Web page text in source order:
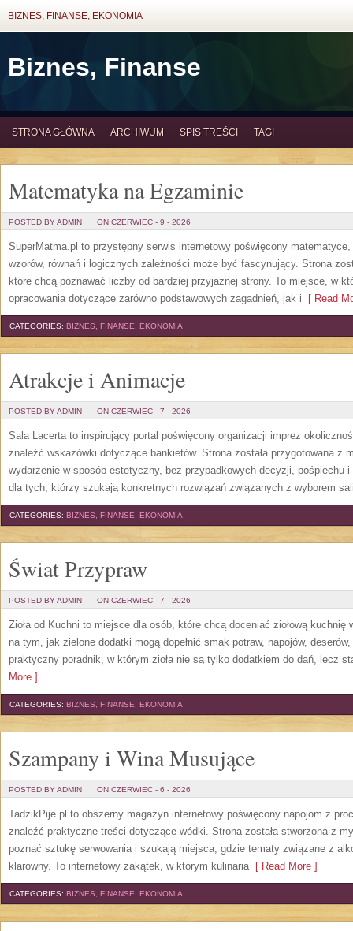
BIZNES, FINANSE, EKONOMIA
Biznes, Finanse
STRONA GŁÓWNA ARCHIWUM SPIS TREŚCI TAGI
Matematyka na Egzaminie
POSTED BY ADMIN ON CZERWIEC - 9 - 2026
SuperMatma.pl to przystępny serwis internetowy poświęcony
wzorów, równań i logicznych zależności może być fascynujący. Strona
które chcą poznawać liczby od bardziej przyjaznej strony. To miejsce, w
opracowania dotyczące zarówno podstawowych zagadnień, jak i [ Read
CATEGORIES: BIZNES, FINANSE, EKONOMIA
Atrakcje i Animacje
POSTED BY ADMIN ON CZERWIEC - 7 - 2026
Sala Lacerta to inspirujący portal poświęcony organizacji imprez
znaleźć wskazówki dotyczące bankietów. Strona została przygotowana z
wydarzenie w sposób estetyczny, bez przypadkowych decyzji, pośpiechu
dla tych, którzy szukają konkretnych rozwiązań związanych z wyborem
CATEGORIES: BIZNES, FINANSE, EKONOMIA
Świat Przypraw
POSTED BY ADMIN ON CZERWIEC - 7 - 2026
Zioła od Kuchni to miejsce dla osób, które chcą doceniać ziołową
na tym, jak zielone dodatki mogą dopełnić smak potraw, napojów,
praktyczny poradnik, w którym zioła nie są tylko dodatkiem do dań, lecz
More ]
CATEGORIES: BIZNES, FINANSE, EKONOMIA
Szampany i Wina Musujące
POSTED BY ADMIN ON CZERWIEC - 6 - 2026
TadzikPije.pl to obszerny magazyn internetowy poświęcony napojom z
znaleźć praktyczne treści dotyczące wódki. Strona została stworzona z
poznać sztukę serwowania i szukają miejsca, gdzie tematy związane z
klarowny. To internetowy zakątek, w którym kulinaria[ Read More ]
CATEGORIES: BIZNES, FINANSE, EKONOMIA